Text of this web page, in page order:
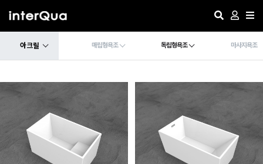
아크릴 매립형욕조 독립형욕조 마사지욕조